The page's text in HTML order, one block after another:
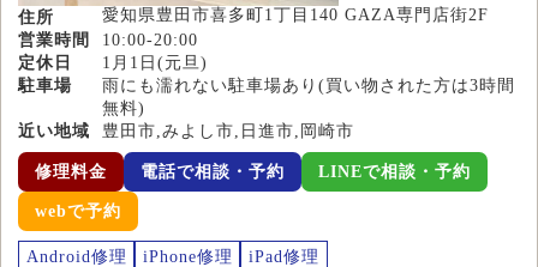
住所
愛知県豊田市喜多町1丁目140 GAZA専門店街2F
営業時間
10:00-20:00
定休日
1月1日(元旦)
駐車場
雨にも濡れない駐車場あり(買い物された方は3時間
無料)
近い地域
豊田市,みよし市,日進市,岡崎市
修理料金 電話で相談・予約 LINEで相談・予約
webで予約
Android修理 iPhone修理
iPad修理